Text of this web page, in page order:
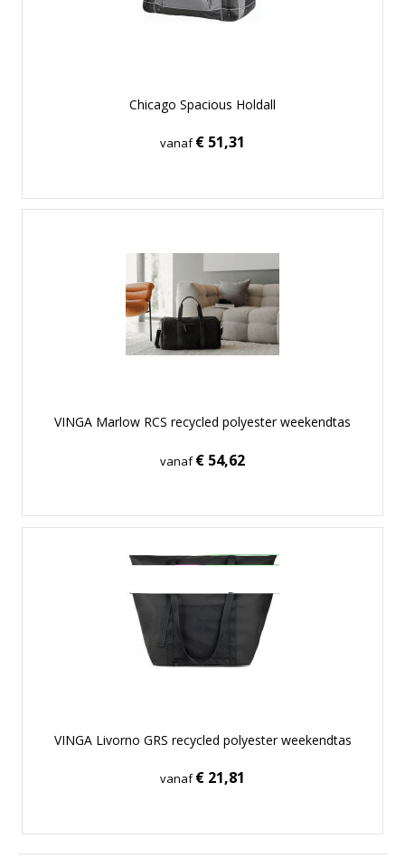
Chicago Spacious Holdall
vanaf€ 51,31
VINGA Marlow RCS recycled polyester weekendtas
vanaf€ 54,62
VINGA Livorno GRS recycled polyester weekendtas
vanaf€ 21,81